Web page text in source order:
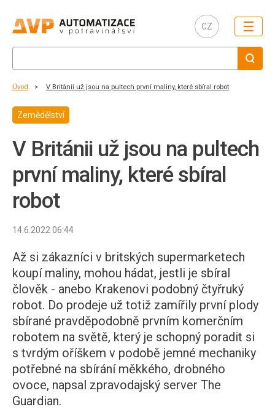
CZ ☰
Úvod V Británii už jsou na pultech první maliny, které sbíral robot
Zemědělství
V Británii už jsou na pultech
první maliny, které sbíral
robot
14.6.2022 06:44
Až si zákazníci v britských supermarketech
koupí maliny, mohou hádat, jestli je sbíral
člověk - anebo Krakenovi podobný čtyřruký
robot. Do prodeje už totiž zamířily první plody
sbírané pravděpodobně prvním komerčním
robotem na světě, který je schopný poradit si
s tvrdým oříškem v podobě jemné mechaniky
potřebné na sbírání měkkého, drobného
ovoce, napsal zpravodajský server The
Guardian.